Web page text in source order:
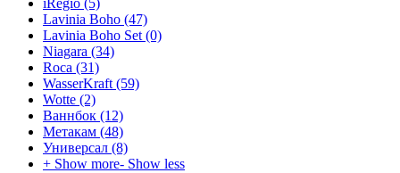
iRegio (5)
Lavinia Boho (47)
Lavinia Boho Set(0)
Niagara (34)
Roca (31)
WasserKraft(59)
Wotte (2)
Ваннбок (12)
Метакам (48)
Универсал (8)
+ Show more- Show less